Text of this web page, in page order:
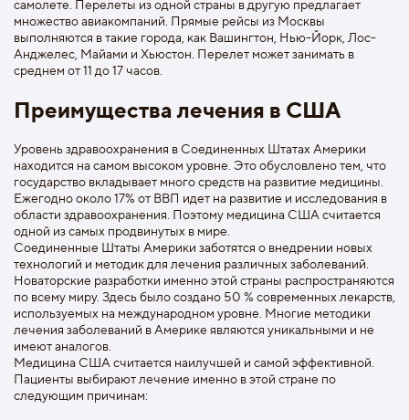
самолете. Перелеты из одной страны в другую предлагает
множество авиакомпаний. Прямые рейсы из Москвы
выполняются в такие города, как Вашингтон, Нью-Йорк, Лос-
Анджелес, Майами и Хьюстон. Перелет может занимать в
среднем от 11 до 17 часов.
Преимущества лечения в США
Уровень здравоохранения в Соединенных Штатах Америки
находится на самом высоком уровне. Это обусловлено тем, что
государство вкладывает много средств на развитие медицины.
Ежегодно около 17% от ВВП идет на развитие и исследования в
области здравоохранения. Поэтому медицина США считается
одной из самых продвинутых в мире.
Соединенные Штаты Америки заботятся о внедрении новых
технологий и методик для лечения различных заболеваний.
Новаторские разработки именно этой страны распространяются
по всему миру. Здесь было создано 50 % современных лекарств,
используемых на международном уровне. Многие методики
лечения заболеваний в Америке являются уникальными и не
имеют аналогов.
Медицина США считается наилучшей и самой эффективной.
Пациенты выбирают лечение именно в этой стране по
следующим причинам: